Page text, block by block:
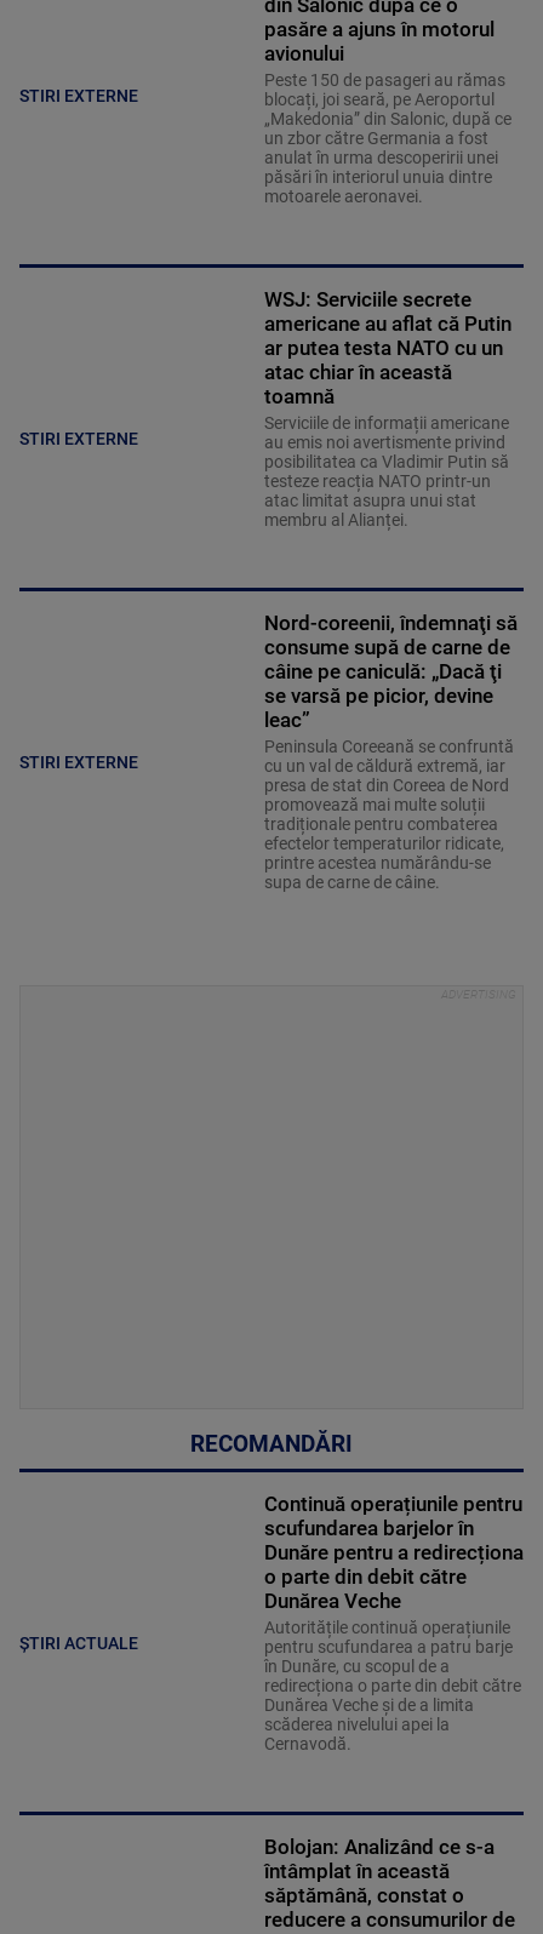
STIRI EXTERNE
pasăre a ajuns în motorul
avionului
Peste 150 de pasageri au rămas
blocați, joi seară, pe Aeroportul
„Makedonia” din Salonic, după ce
un zbor către Germania a fost
anulat în urma descoperirii unei
păsări în interiorul unuia dintre
motoarele aeronavei.
STIRI EXTERNE
WSJ: Serviciile secrete
americane au aflat că Putin
ar putea testa NATO cu un
atac chiar în această
toamnă
Serviciile de informații americane
au emis noi avertismente privind
posibilitatea ca Vladimir Putin să
testeze reacția NATO printr-un
atac limitat asupra unui stat
membru al Alianței.
STIRI EXTERNE
Nord-coreenii, îndemnaţi să
consume supă de carne de
câine pe caniculă: „Dacă ţi
se varsă pe picior, devine
leac”
Peninsula Coreeană se confruntă
cu un val de căldură extremă, iar
presa de stat din Coreea de Nord
promovează mai multe soluții
tradiționale pentru combaterea
efectelor temperaturilor ridicate,
printre acestea numărându-se
supa de carne de câine.
RECOMANDĂRI
ȘTIRI ACTUALE
Continuă operațiunile pentru
scufundarea barjelor în
Dunăre pentru a redirecționa
o parte din debit către
Dunărea Veche
Autoritățile continuă operațiunile
pentru scufundarea a patru barje
în Dunăre, cu scopul de a
redirecționa o parte din debit către
Dunărea Veche și de a limita
scăderea nivelului apei la
Cernavodă.
Bolojan: Analizând ce s-a
întâmplat în această
săptămână, constat o
reducere a consumurilor de